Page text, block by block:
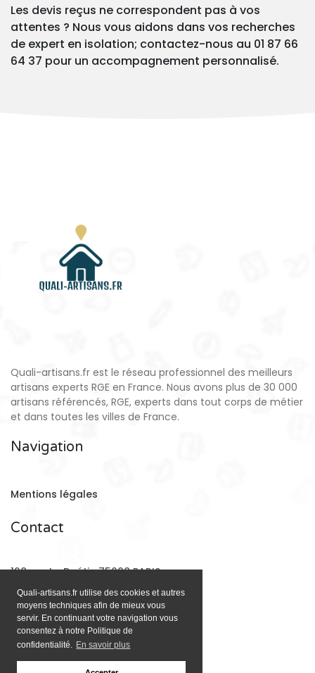
Quali-artisans.fr utilise des cookies et autres
moyens techniques afin de mieux vous
servir. En continuant votre navigation vous
consentez à notre Politique de
confidentialité. En savoir plus
Les devis reçus ne correspondent pas à vos
attentes ? Nous vous aidons dans vos recherches
de expert en isolation; contactez-nous au 01 87 66
64 37 pour un accompagnement personnalisé.
Quali-artisans.fr est le réseau professionnel des meilleurs
artisans experts RGE en France. Nous avons plus de 30 000
artisans référencés, RGE, experts dans tout corps de métier
et dans toutes les villes de France.
Navigation
Mentions légales
Contact
128 rue La Boétie 75008 PARIS
Email: contact@quali-artisans.fr